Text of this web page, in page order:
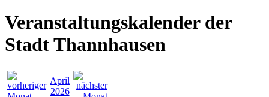
Veranstaltungskalender der
Stadt Thannhausen
April
2026